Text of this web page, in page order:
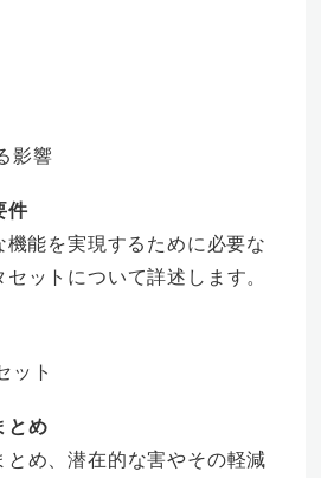
影響
件
能を実現するために必要な
ットについて詳述します。
ット
とめ
め、潜在的な害やその軽減